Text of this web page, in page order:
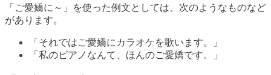
「ご愛嬌に～」を使った例文としては、次のようなものなど
があります。
「それではご愛嬌にカラオケを歌います。」
「私のピアノなんて、ほんのご愛嬌です。」